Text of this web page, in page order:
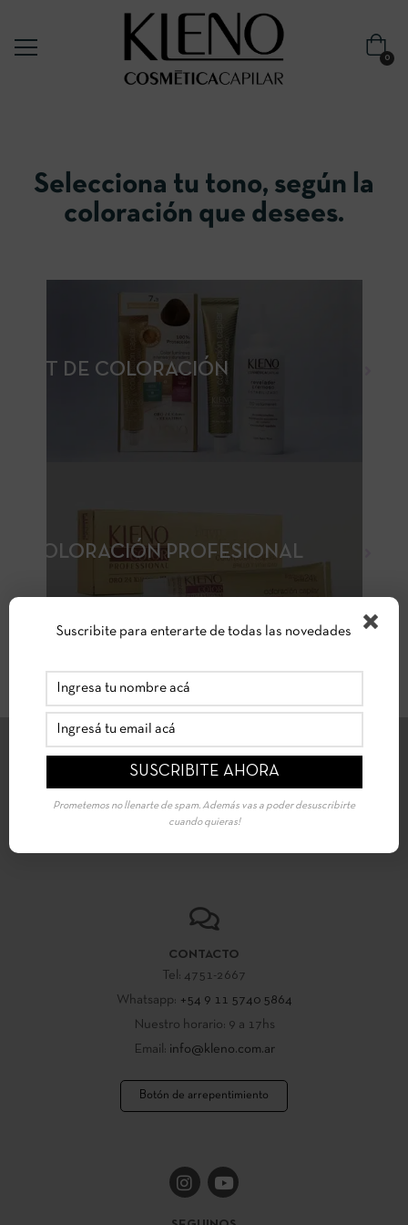
0
Selecciona tu tono, según la
coloración que desees.
KIT DE COLORACIÓN
COLORACIÓN PROFESIONAL
Coordinamos tus envíos por medio de Correo Argentino a todo
CONTACTO
Tel: 4751-2667
Whatsapp: +54 9 11 5740 5864
Nuestro horario: 9 a 17hs
Email: info@kleno.com.ar
Botón de arrepentimiento
Suscribite para enterarte de todas las novedades
Prometemos no llenarte de spam. Además vas a poder desuscribirte
cuando quieras!